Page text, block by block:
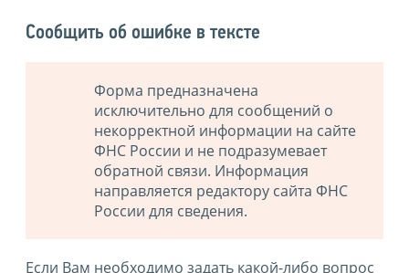
Сообщить об ошибке в тексте
Форма предназначена
исключительно для сообщений о
некорректной информации на сайте
ФНС России и не подразумевает
обратной связи. Информация
направляется редактору сайта ФНС
России для сведения.
Если Вам необходимо задать какой-либо вопрос